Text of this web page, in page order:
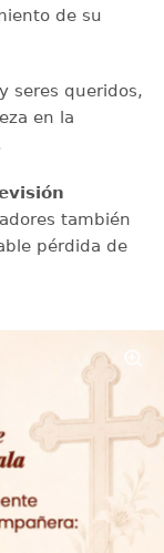
de su
seres queridos,
en la
también
pérdida de